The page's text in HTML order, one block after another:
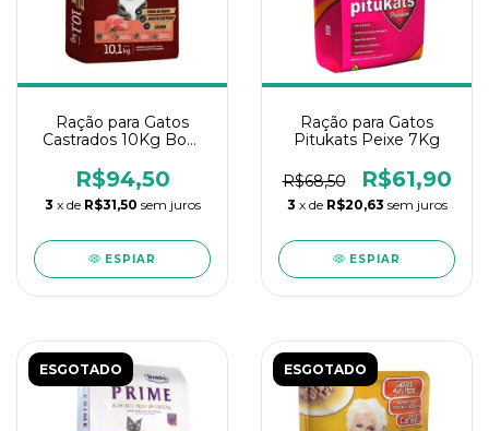
Ração para Gatos
Castrados 10Kg Bom
R$94,50
3 x de R$31,50 sem juros
ESPIAR
Ração para Gatos
Pitukats Peixe 7Kg
R$68,50 R$61,90
3 x de R$20,63 sem juros
ESPIAR
ESGOTADO ESGOTADO